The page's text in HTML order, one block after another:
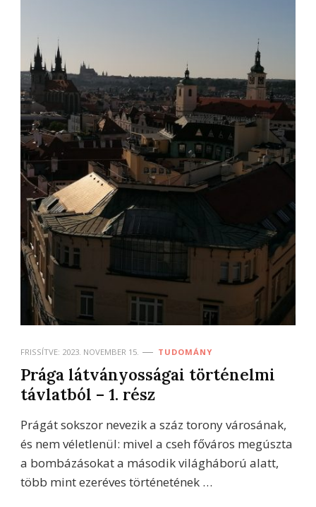
FRISSÍTVE: 2023. NOVEMBER 15. TUDOMÁNY
Prága látványosságai történelmi
távlatból – 1. rész
Prágát sokszor nevezik a száz torony városának,
és nem véletlenül: mivel a cseh főváros megúszta
a bombázásokat a második világháború alatt,
több mint ezeréves történetének …